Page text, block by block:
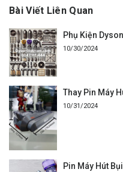
Bài Viết Liên Quan
Phụ Kiện
10/30/2024
Thay Pin Máy
10/31/2024
Pin Máy Hút